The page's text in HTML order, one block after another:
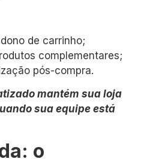
de carrinho;
complementares;
pós-compra.
mantém sua loja
sua equipe está
o